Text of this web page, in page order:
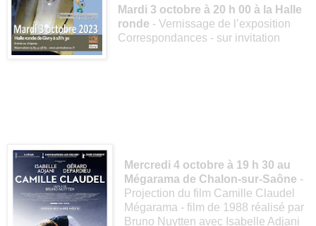
Mardi 3 octobre à 20 h 00 à la Halle
ronde - Vernissage de l’exposition
Correspondances - sur invitation
Mercredi 4 octobre à 19 h 30 au
Mégarama de Chalon-sur-Saône -
Projection du film Camille Claudel
Mégarama - film de 1988 réalisé par
Bruno Nuytten avec Isabelle Adjani